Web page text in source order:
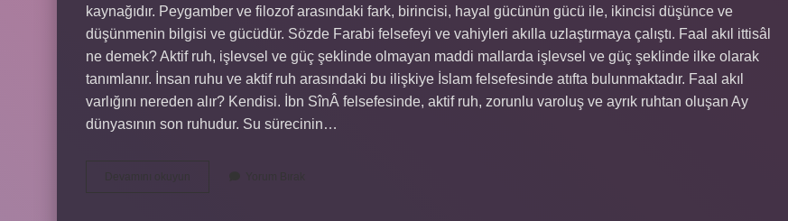
kaynağıdır. Peygamber ve filozof arasındaki fark, birincisi, hayal gücünün gücü ile, ikincisi düşünce ve
düşünmenin bilgisi ve gücüdür. Sözde Farabi felsefeyi ve vahiyleri akılla uzlaştırmaya çalıştı. Faal akıl ittisâl
ne demek? Aktif ruh, işlevsel ve güç şeklinde olmayan maddi mallarda işlevsel ve güç şeklinde ilke olarak
tanımlanır. İnsan ruhu ve aktif ruh arasındaki bu ilişkiye İslam felsefesinde atıfta bulunmaktadır. Faal akıl
varlığını nereden alır? Kendisi. İbn SînÂ felsefesinde, aktif ruh, zorunlu varoluş ve ayrık ruhtan oluşan Ay
dünyasının son ruhudur. Su sürecinin…